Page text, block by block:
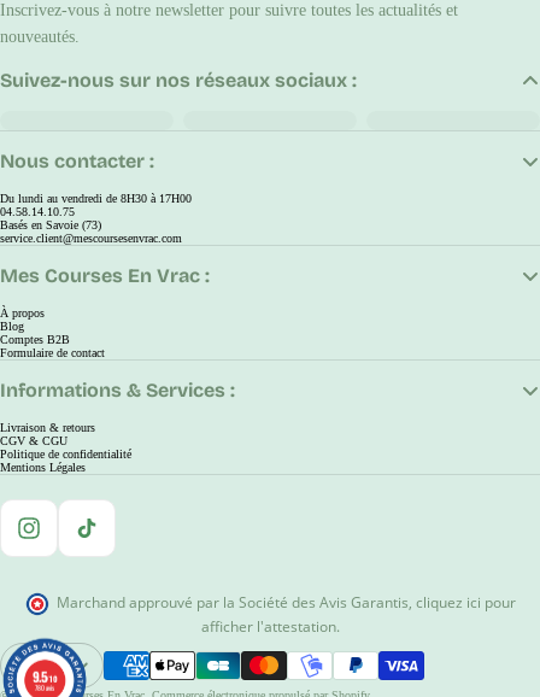
Inscrivez-vous à notre newsletter pour suivre toutes les actualités et
nouveautés.
Nous contacter :
Du lundi au vendredi de 8H30 à 17H00
04.58.14.10.75
Basés en Savoie (73)
service.client@mescoursesenvrac.com
Mes Courses En Vrac :
À propos
Blog
Comptes B2B
Formulaire de contact
Informations & Services :
Livraison & retours
CGV & CGU
Politique de confidentialité
Mentions Légales
Suivez-nous sur nos réseaux sociaux :
Instagram
TikTok
Marchand approuvé par la Société des Avis Garantis, cliquez ici pour
afficher l'attestation.
Ouvrir Le Sélecteur De Région Et De Langue
EUR
9.5/10
780 avis
9.5/10
780 avis